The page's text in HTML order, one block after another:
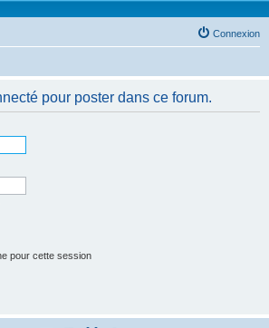
Connexion
pour poster dans ce forum.
pour cette session